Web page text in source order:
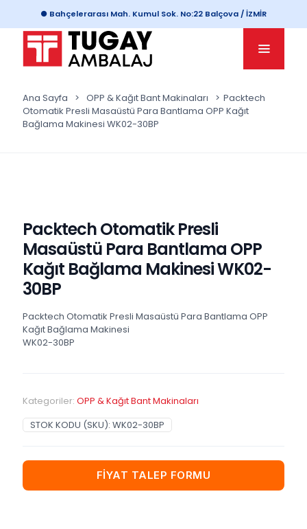
● Bahçelerarası Mah. Kumul Sok. No:22 Balçova / İZMİR
Ana Sayfa > OPP & Kağıt Bant Makinaları > Packtech
Otomatik Presli Masaüstü Para Bantlama OPP Kağıt
Bağlama Makinesi WK02-30BP
Packtech Otomatik Presli
Masaüstü Para Bantlama OPP
Kağıt Bağlama Makinesi WK02-
30BP
Packtech Otomatik Presli Masaüstü Para Bantlama OPP
Kağıt Bağlama Makinesi
WK02-30BP
Kategoriler: OPP & Kağıt Bant Makinaları
STOK KODU (SKU): WK02-30BP
FİYAT TALEP FORMU